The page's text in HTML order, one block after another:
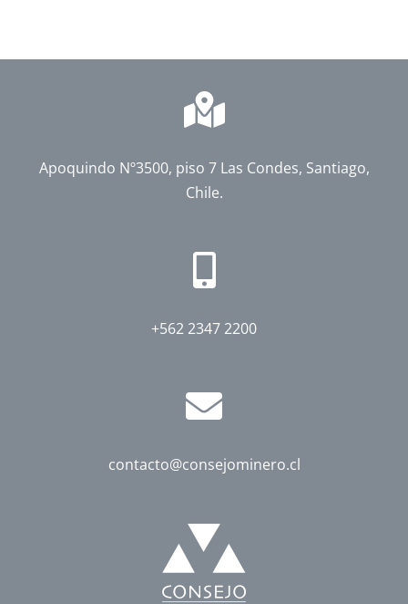
Apoquindo Nº3500, piso 7 Las Condes, Santiago,
Chile.
+562 2347 2200
contacto@consejominero.cl